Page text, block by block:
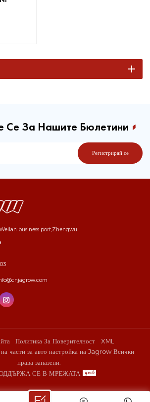
Се За Нашите Бюлетини
business port,Zhengwu
Политика За Поверителност
XML
части за авто настройка на Jagrow Всички
права запазени.
СЕ В МРЕЖАТА